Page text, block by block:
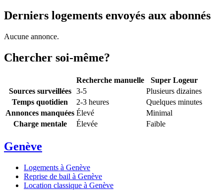
Derniers logements envoyés aux abonnés
Aucune annonce.
Chercher soi-même?
Recherche manuelle
Super Logeur
Sources surveillées
3-5
Plusieurs dizaines
Temps quotidien
2-3 heures
Quelques minutes
Annonces manquées Élevé
Minimal
Charge mentale
Élevée Faible
Genève
Logements à Genève
Reprise de bail à Genève
Location classique à Genève